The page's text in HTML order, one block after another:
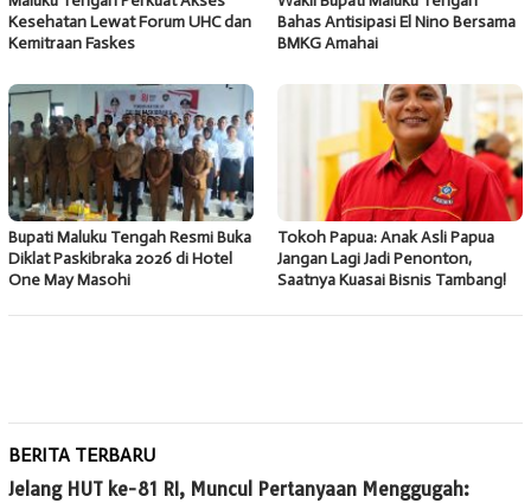
Kesehatan Lewat Forum UHC dan
Kemitraan Faskes
Bahas Antisipasi El Nino Bersama
BMKG Amahai
Bupati Maluku Tengah Resmi Buka
Diklat Paskibraka 2026 di Hotel
One May Masohi
Tokoh Papua: Anak Asli Papua
Jangan Lagi Jadi Penonton,
Saatnya Kuasai Bisnis Tambang!
BERITA TERBARU
Jelang HUT ke-81 RI, Muncul Pertanyaan Menggugah: